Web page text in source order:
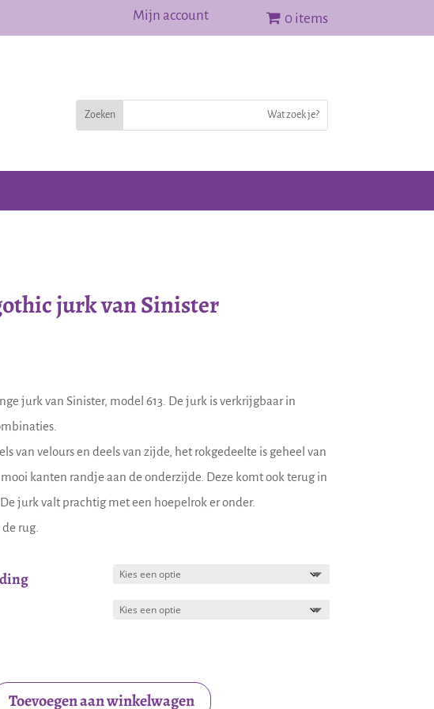
Mijn account 0 items
jurk van Sinister
jurk van Sinister, model 613. De jurk is verkrijgbaar in
van velours en deels van zijde, het rokgedeelte is geheel van
kanten randje aan de onderzijde. Deze komt ook terug in
jurk valt prachtig met een hoepelrok er onder.
rug.
Toevoegen aan winkelwagen